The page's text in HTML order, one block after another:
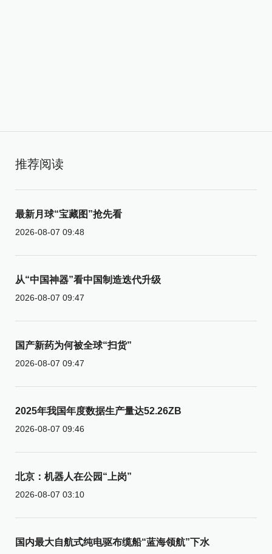
推荐阅读
最新月球“宝藏图”抢先看
2026-08-07 09:48
从“中国神器”看中国制造迭代升级
2026-08-07 09:47
国产新药为何被全球“扫货”
2026-08-07 09:47
2025年我国年度数据生产量达52.26ZB
2026-08-07 09:46
北京：机器人在公园“上岗”
2026-08-07 03:10
国内最大自航式纯电驱布缆船“蓝海领航”下水